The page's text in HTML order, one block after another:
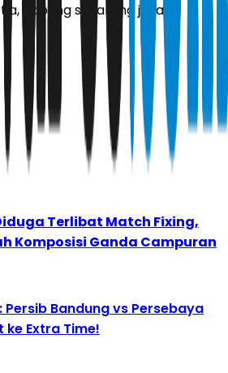
gabung sekarang juga di
Terlibat Match Fixing,
Komposisi Ganda Campuran
Persib Bandung vs Persebaya
ke Extra Time!